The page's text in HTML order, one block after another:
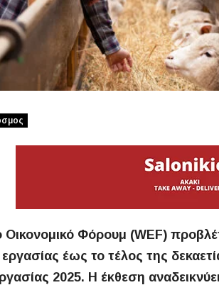
Φόρουμ (WEF)
έως το τέλος της
2025. Η έκθεση